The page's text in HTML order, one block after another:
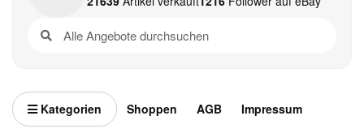
Kategorien Shoppen AGB Impressum